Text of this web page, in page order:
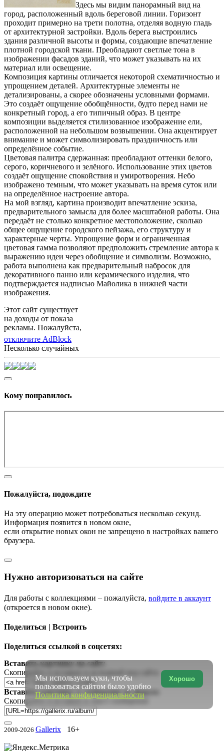
Здесь мы видим панорамный вид на
город, расположенный вдоль береговой линии. Горизонт
проходит примерно на трети полотна, отделяя водную гладь
от архитектурной застройки. Вдоль берега выстроились
здания различной высоты и формы, создающие впечатление
плотной городской ткани. Преобладают светлые тона в
изображении фасадов зданий, что может указывать на их
материал или освещение.
Композиция картины отличается некоторой схематичностью и
упрощением деталей. Архитектурные элементы не
детализированы, а скорее обозначены условными формами.
Это создаёт ощущение обобщённости, будто перед нами не
конкретный город, а его типичный образ. В центре
композиции выделяется стилизованное изображение ели,
расположенной на небольшом возвышении. Она акцентирует
внимание и может символизировать праздничность или
определённое событие.
Цветовая палитра сдержанная: преобладают оттенки белого,
серого, коричневого и зелёного. Использование этих цветов
создаёт ощущение спокойствия и умиротворения. Небо
изображено темным, что может указывать на время суток или
на определённое настроение автора.
На мой взгляд, картина производит впечатление эскиза,
предварительного замысла для более масштабной работы. Она
передаёт не столько конкретное местоположение, сколько
общее ощущение городского пейзажа, его структуру и
характерные черты. Упрощение форм и ограниченная
цветовая гамма позволяют предположить стремление автора к
выражению идеи через обобщение и символизм. Возможно,
работа выполнена как предварительный набросок для
декоративного панно или керамического изделия, что
подтверждается надписью Майолика в нижней части
изображения.
Этот сайт существует
на доходы от показа
рекламы. Пожалуйста,
отключите AdBlock
Несколько случайных
Кому понравилось
Пожалуйста, подождите
На эту операцию может потребоваться несколько секунд.
Информация появится в новом окне,
если открытие новых окон не запрещено в настройках вашего
браузера.
Нужно авторизоваться на сайте
Для работы с коллекциями – пожалуйста, войдите в аккаунт
(откроется в новом окне).
Поделиться | Встроить
Поделиться ссылкой в соцсетях:
Вставить картинку на сайт:
Скопируйте и вставьте в исходный код сайта
Вставить картинку в сообщение на форум:
Скопируйте и вставьте в текст сообщения
2009-2026 Gallerix 16+
Хорошо
Мы используем куки, чтобы
пользоваться сайтом было удобно
Политика конфиденциальности